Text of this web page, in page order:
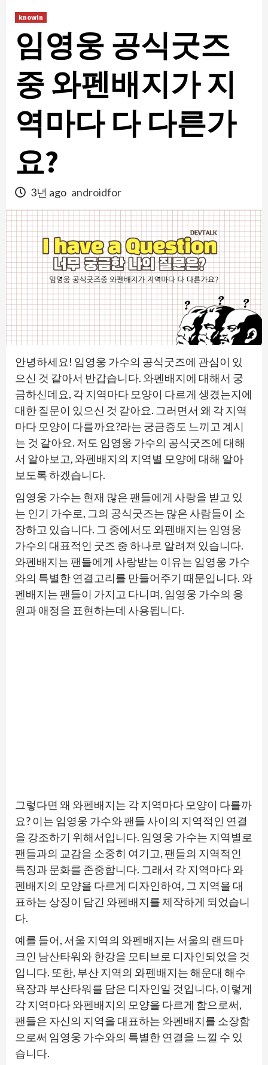
knowIn
임영웅 공식굿즈
중 와펜배지가 지
역마다 다 다른가
요?
3년 ago androidfor
안녕하세요! 임영웅 가수의 공식굿즈에 관심이 있
으신 것 같아서 반갑습니다. 와펜배지에 대해서 궁
금하신데요, 각 지역마다 모양이 다르게 생겼는지에
대한 질문이 있으신 것 같아요. 그러면서 왜 각 지역
마다 모양이 다를까요?라는 궁금증도 느끼고 계시
는 것 같아요. 저도 임영웅 가수의 공식굿즈에 대해
서 알아보고, 와펜배지의 지역별 모양에 대해 알아
보도록 하겠습니다.
임영웅 가수는 현재 많은 팬들에게 사랑을 받고 있
는 인기 가수로, 그의 공식굿즈는 많은 사람들이 소
장하고 있습니다. 그 중에서도 와펜배지는 임영웅
가수의 대표적인 굿즈 중 하나로 알려져 있습니다.
와펜배지는 팬들에게 사랑받는 이유는 임영웅 가수
와의 특별한 연결고리를 만들어주기 때문입니다. 와
펜배지는 팬들이 가지고 다니며, 임영웅 가수의 응
원과 애정을 표현하는데 사용됩니다.
그렇다면 왜 와펜배지는 각 지역마다 모양이 다를까
요? 이는 임영웅 가수와 팬들 사이의 지역적인 연결
을 강조하기 위해서입니다. 임영웅 가수는 지역별로
팬들과의 교감을 소중히 여기고, 팬들의 지역적인
특징과 문화를 존중합니다. 그래서 각 지역마다 와
펜배지의 모양을 다르게 디자인하여, 그 지역을 대
표하는 상징이 담긴 와펜배지를 제작하게 되었습니
다.
예를 들어, 서울 지역의 와펜배지는 서울의 랜드마
크인 남산타워와 한강을 모티브로 디자인되었을 것
입니다. 또한, 부산 지역의 와펜배지는 해운대 해수
욕장과 부산타워를 담은 디자인일 것입니다. 이렇게
각 지역마다 와펜배지의 모양을 다르게 함으로써,
팬들은 자신의 지역을 대표하는 와펜배지를 소장함
으로써 임영웅 가수와의 특별한 연결을 느낄 수 있
습니다.